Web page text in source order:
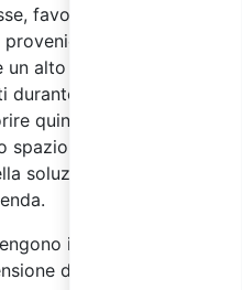
favorire la
dalla loro
alto livello di
l’intero
quindi
all’interazione
soluzione di casi reali
in lingua italiana
della lingua sia